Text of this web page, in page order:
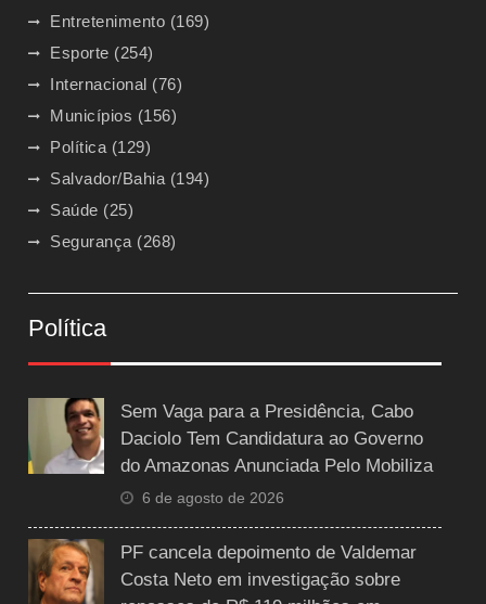
Entretenimento (169)
Esporte (254)
Internacional (76)
Municípios (156)
Política (129)
Salvador/Bahia (194)
Saúde (25)
Segurança (268)
Política
Sem Vaga para a Presidência, Cabo
Daciolo Tem Candidatura ao Governo
do Amazonas Anunciada Pelo Mobiliza
6 de agosto de 2026
PF cancela depoimento de Valdemar
Costa Neto em investigação sobre